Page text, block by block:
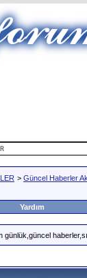
> Güncel Haberler
Yardım
günlük,güncel